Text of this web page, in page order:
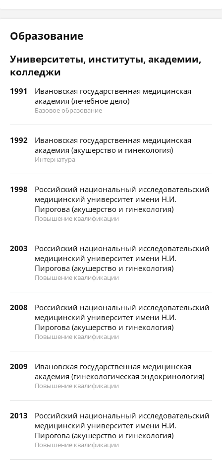
Образование
Университеты, институты, академии,
колледжи
1991
Ивановская государственная медицинская
академия (лечебное дело)
Базовое образование
1992
Ивановская государственная медицинская
академия (акушерство и гинекология)
Интернатура
1998
Российский национальный исследовательский
медицинский университет имени Н.И.
Пирогова (акушерство и гинекология)
Повышение квалификации
2003
Российский национальный исследовательский
медицинский университет имени Н.И.
Пирогова (акушерство и гинекология)
Повышение квалификации
2008
Российский национальный исследовательский
медицинский университет имени Н.И.
Пирогова (акушерство и гинекология)
Повышение квалификации
2009
Ивановская государственная медицинская
академия (гинекологическая эндокринология)
Повышение квалификации
2013
Российский национальный исследовательский
медицинский университет имени Н.И.
Пирогова (акушерство и гинекология)
Повышение квалификации